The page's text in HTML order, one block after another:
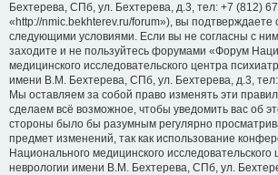
Бехтерева, СПб, ул. Бехтерева, д.3, тел: +7 (812)
«http://nmic.bekhterev.ru/forum»), вы подтверждаете
следующими условиями. Если вы не согласны с
заходите и не пользуйтесь форумами «Форум
медицинского исследовательского центра
имени В.М. Бехтерева, СПб, ул. Бехтерева, д.3,
Мы оставляем за собой право изменять эти
сделаем всё возможное, чтобы уведомить вас об
стороны было бы разумным регулярно
предмет изменений, так как использование
Национального медицинского исследовательского
неврологии имени В.М. Бехтерева, СПб, ул.